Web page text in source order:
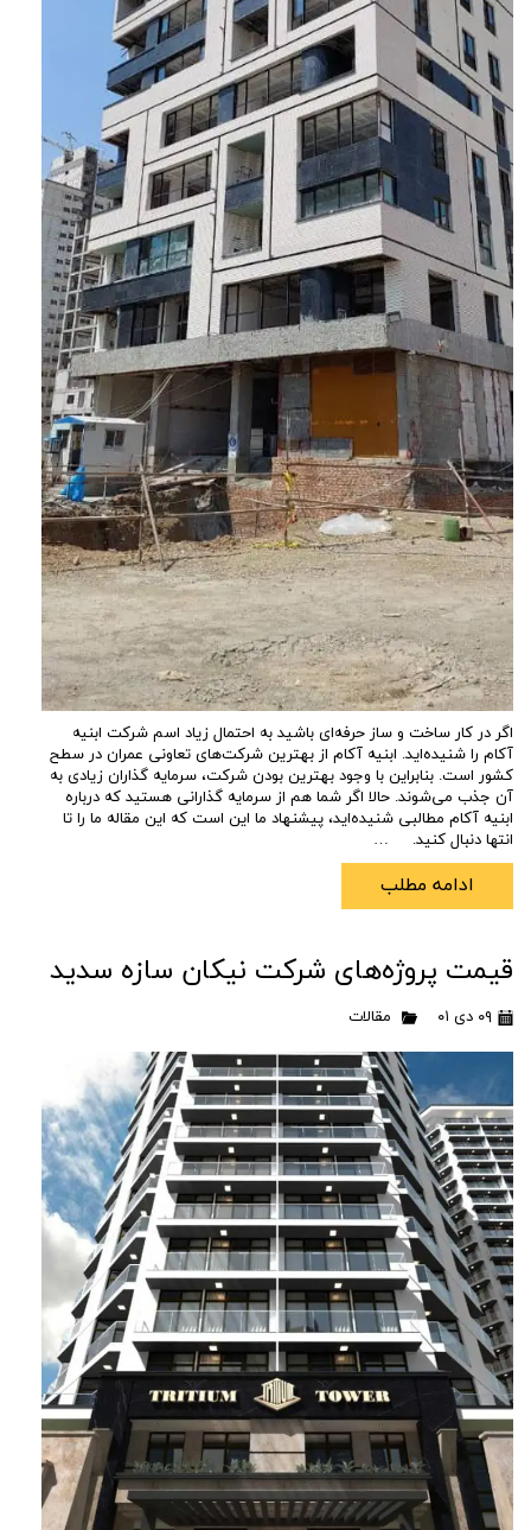
اگر در کار ساخت و ساز حرفه‌ای باشید به احتمال زیاد اسم شرکت ابنیه
آکام را شنیده‌اید. ابنیه آکام از بهترین شرکت‌های تعاونی عمران در سطح
کشور است. بنابراین با وجود بهترین بودن شرکت، سرمایه گذاران زیادی به
آن جذب می‌شوند. حالا اگر شما هم از سرمایه گذارانی هستید که درباره
ابنیه آکام مطالبی شنیده‌اید، پیشنهاد ما این است که این مقاله ما را تا
انتها دنبال کنید. …
ادامه مطلب
قیمت پروژه‌های شرکت نیکان سازه سدید
۰۹ دی ۰۱ مقالات